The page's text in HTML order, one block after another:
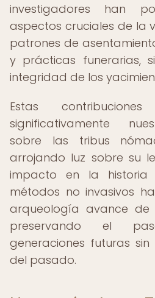
investigadores han
aspectos cruciales de la
patrones de
y prácticas funerarias,
integridad de los
Estas
significativamente
sobre las tribus
arrojando luz sobre su
impacto en la historia
métodos no invasivos
arqueología avance de
preservando el
generaciones futuras
del pasado.